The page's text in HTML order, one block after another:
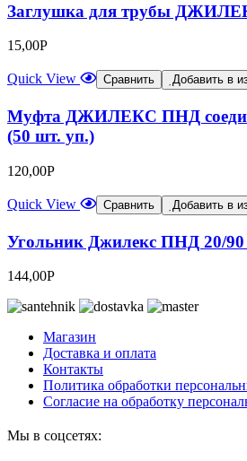
Заглушка для трубы
15,00Р
Quick View Сравнить Добавить в
Муфта ДЖИЛЕКС ПНД
(50 шт. уп.)
120,00Р
Quick View Сравнить Добавить в
Угольник Джилекс ПНД 20/90
144,00Р
Магазин
Доставка и оплата
Контакты
Политика обработки
Согласие на обработку
Мы в соцсетях: